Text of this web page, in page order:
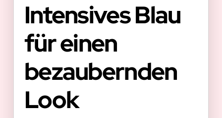
Intensives Blau
für einen
bezaubernden
Look